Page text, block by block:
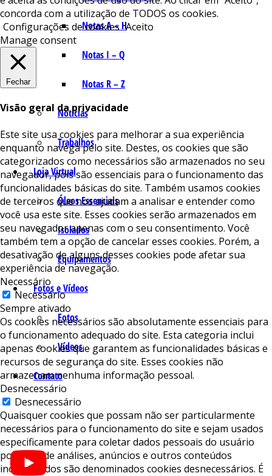
Notas A – H
Notas I – Q
Notas R – Z
Notícias
Trabalhos
Loja Virtual
Óleos Essenciais
Isolados
Equipamentos
Fotos e Vídeos
Fotos
Vídeos
Contato
concorda com a utilização de TODOS os cookies.
Configurações de cookies Aceito
Manage consent
Fechar
Visão geral da privacidade
Este site usa cookies para melhorar a sua experiência
enquanto navega pelo site. Destes, os cookies que são
categorizados como necessários são armazenados no seu
navegador, pois são essenciais para o funcionamento das
funcionalidades básicas do site. Também usamos cookies
de terceiros que nos ajudam a analisar e entender como
você usa este site. Esses cookies serão armazenados em
seu navegador apenas com o seu consentimento. Você
também tem a opção de cancelar esses cookies. Porém, a
desativação de alguns desses cookies pode afetar sua
experiência de navegação.
Necessário
Necessário
Sempre ativado
Os cookies necessários são absolutamente essenciais para
o funcionamento adequado do site. Esta categoria inclui
apenas cookies que garantem as funcionalidades básicas e
recursos de segurança do site. Esses cookies não
armazenam nenhuma informação pessoal.
Desnecessário
Desnecessário
Quaisquer cookies que possam não ser particularmente
necessários para o funcionamento do site e sejam usados ​​
especificamente para coletar dados pessoais do usuário
por meio de análises, anúncios e outros conteúdos
incorporados são denominados cookies desnecessários. É